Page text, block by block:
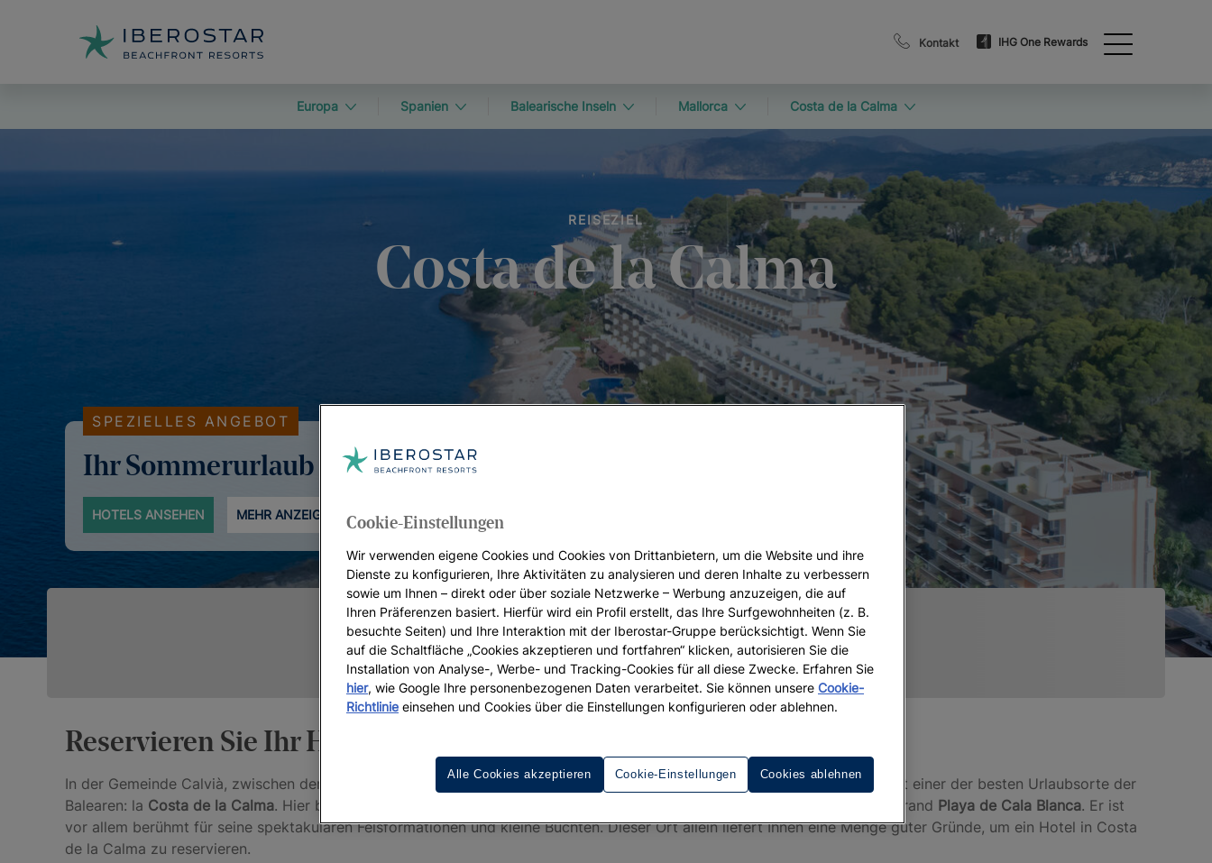
Kontakt IHG One Rewards
Europa Spanien Balearische Inseln Mallorca Costa de la Calma
REISEZIEL
Costa de la Calma
SPEZIELLES ANGEBOT
Ihr Sommerurlaub
HOTELS ANSEHEN MEHR ANZEIGEN
Reservieren Sie Ihr Hotel in Costa de la Calma
In der Gemeinde Calvià, zwischen den Orten Santa Ponsa und Paguera und nur 20 km von Palma de Mallorca entfernt, liegt einer der besten Urlaubsorte der
Balearen: la Costa de la Calma. Hier befinden sich einige der schönsten Ecken Mallorcas, wie zum Beispiel der fotogene Strand Playa de Cala Blanca. Er ist
vor allem berühmt für seine spektakulären Felsformationen und kleine Buchten. Dieser Ort allein liefert Ihnen eine Menge guter Gründe, um ein Hotel in Costa
de la Calma zu reservieren.
Cookie-Einstellungen
Wir verwenden eigene Cookies und Cookies von Drittanbietern, um die Website und ihre
Dienste zu konfigurieren, Ihre Aktivitäten zu analysieren und deren Inhalte zu verbessern
sowie um Ihnen – direkt oder über soziale Netzwerke – Werbung anzuzeigen, die auf
Ihren Präferenzen basiert. Hierfür wird ein Profil erstellt, das Ihre Surfgewohnheiten (z. B.
besuchte Seiten) und Ihre Interaktion mit der Iberostar-Gruppe berücksichtigt. Wenn Sie
auf die Schaltfläche „Cookies akzeptieren und fortfahren“ klicken, autorisieren Sie die
Installation von Analyse-, Werbe- und Tracking-Cookies für all diese Zwecke. Erfahren Sie
hier, wie Google Ihre personenbezogenen Daten verarbeitet. Sie können unsere Cookie-
Richtlinie einsehen und Cookies über die Einstellungen konfigurieren oder ablehnen.
Cookie-Einstellungen Cookies ablehnen
Alle Cookies akzeptieren